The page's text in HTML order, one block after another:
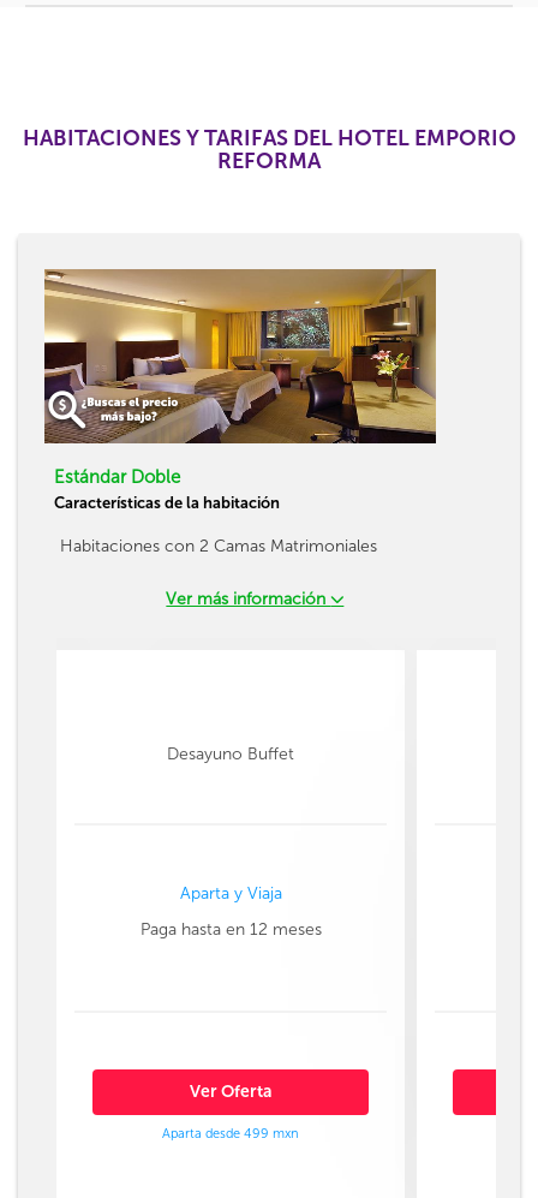
HABITACIONES Y TARIFAS DEL HOTEL EMPORIO
REFORMA
Estándar Doble
Características de la habitación
Habitaciones con 2 Camas Matrimoniales
Ver más información
Desayuno Buffet
Aparta y Viaja
Paga hasta en 12 meses
Ver Oferta
Aparta desde 499 mxn